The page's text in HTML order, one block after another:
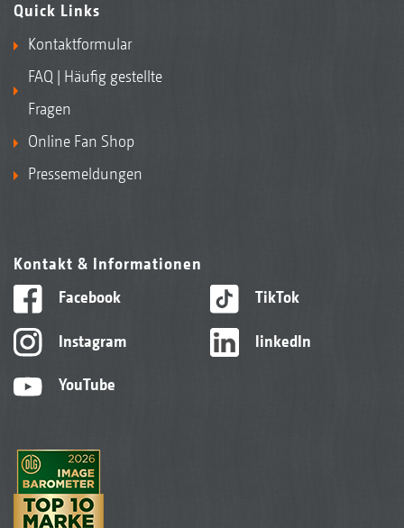
Quick Links
Kontaktformular
FAQ | Häufig gestellte
Fragen
Online Fan Shop
Pressemeldungen
Kontakt & Informationen
Facebook
Instagram
YouTube
TikTok
linkedIn